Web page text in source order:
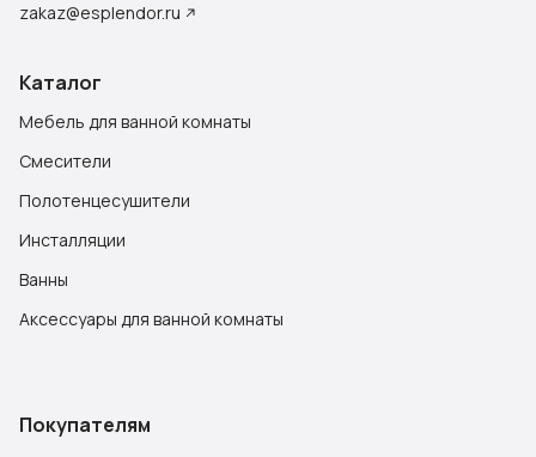
zakaz@esplendor.ru
Каталог
Мебель для ванной комнаты
Смесители
Полотенцесушители
Инсталляции
Ванны
Аксессуары для ванной комнаты
Покупателям